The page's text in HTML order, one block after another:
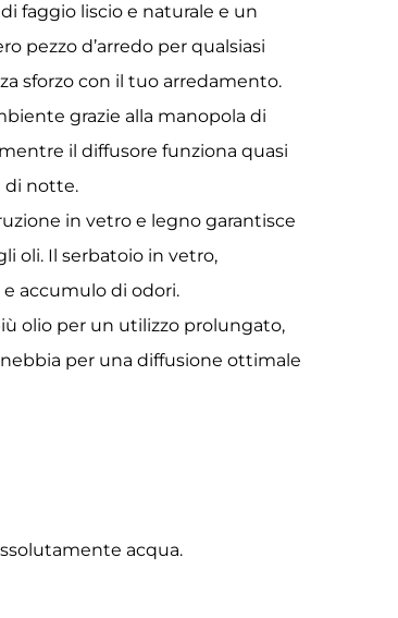
faggio liscio e naturale e un
pezzo d’arredo per qualsiasi
sforzo con il tuo arredamento.
grazie alla manopola di
il diffusore funziona quasi
di notte.
in vetro e legno garantisce
oli. Il serbatoio in vetro,
accumulo di odori.
olio per un utilizzo prolungato,
per una diffusione ottimale
acqua.